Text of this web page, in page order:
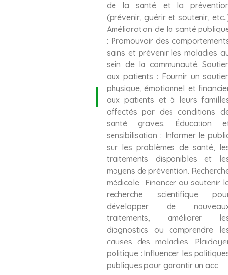
de la santé et la
(prévenir, guérir et soutenir,
Amélioration de la santé
: Promouvoir des
sains et prévenir les maladies
sein de la communauté.
aux patients : Fournir un
physique, émotionnel et
aux patients et à leurs
affectés par des conditions
santé graves. Éducation
sensibilisation : Informer le
sur les problèmes de santé,
traitements disponibles et
moyens de prévention.
médicale : Financer ou soutenir
recherche scientifique
développer de
traitements, améliorer
diagnostics ou comprendre
causes des maladies.
politique : Influencer les
publiques pour garantir un acc